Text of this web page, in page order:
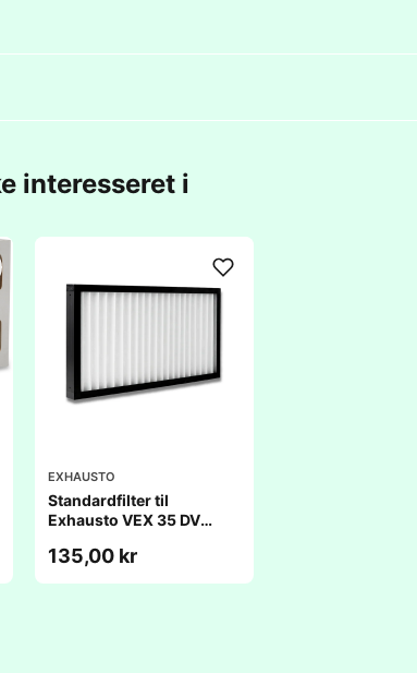
interesseret i
EXHAUSTO
Standardfilter til
Exhausto VEX 35 DV
135,00 kr